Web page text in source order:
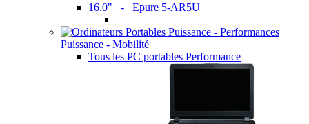
16.0" - Epure 5-AR5U
Puissance - Mobilité
Tous les PC portables Performance